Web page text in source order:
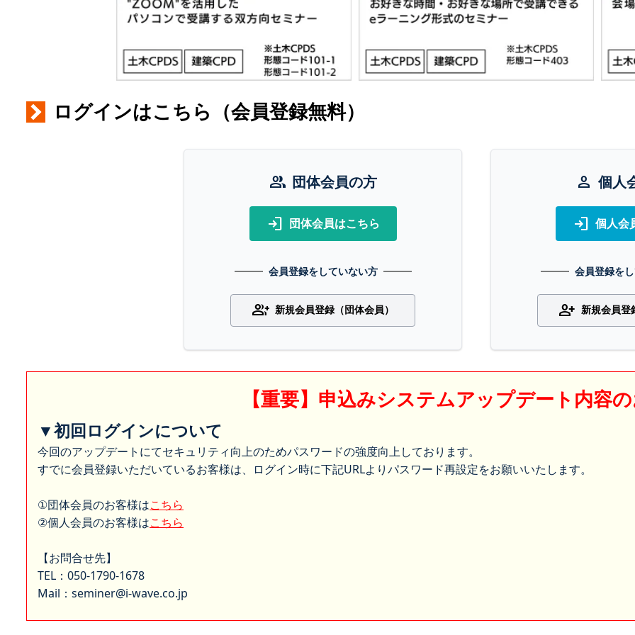
ログインはこちら（会員登録無料）
group 団体会員の方
login 団体会員はこちら
会員登録をしていない方
group_add 新規会員登録（団体会員）
person 個人
login 個人会
会員登録を
person_add 新規会員登
【重要】申込みシステムアップデート内容
▼初回ログインについて
今回のアップデートにてセキュリティ向上のためパスワードの強度向上しております。
すでに会員登録いただいているお客様は、ログイン時に下記URLよりパスワード再設定をお願いいたします。
①団体会員のお客様はこちら
②個人会員のお客様はこちら
【お問合せ先】
TEL：050-1790-1678
Mail：seminer@i-wave.co.jp